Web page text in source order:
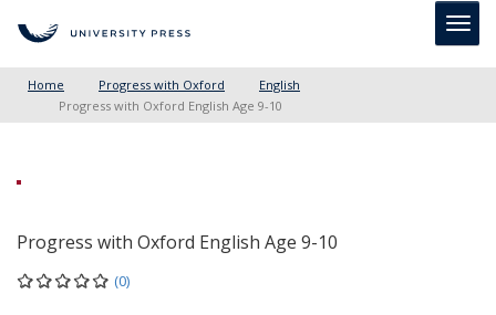
Home Progress with Oxford
English
Progress with Oxford English Age 9-10
Progress with Oxford English Age 9-10
(0)